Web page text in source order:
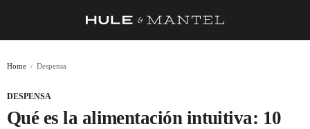
Home Despensa
DESPENSA
Qué es la alimentación intuitiva: 10